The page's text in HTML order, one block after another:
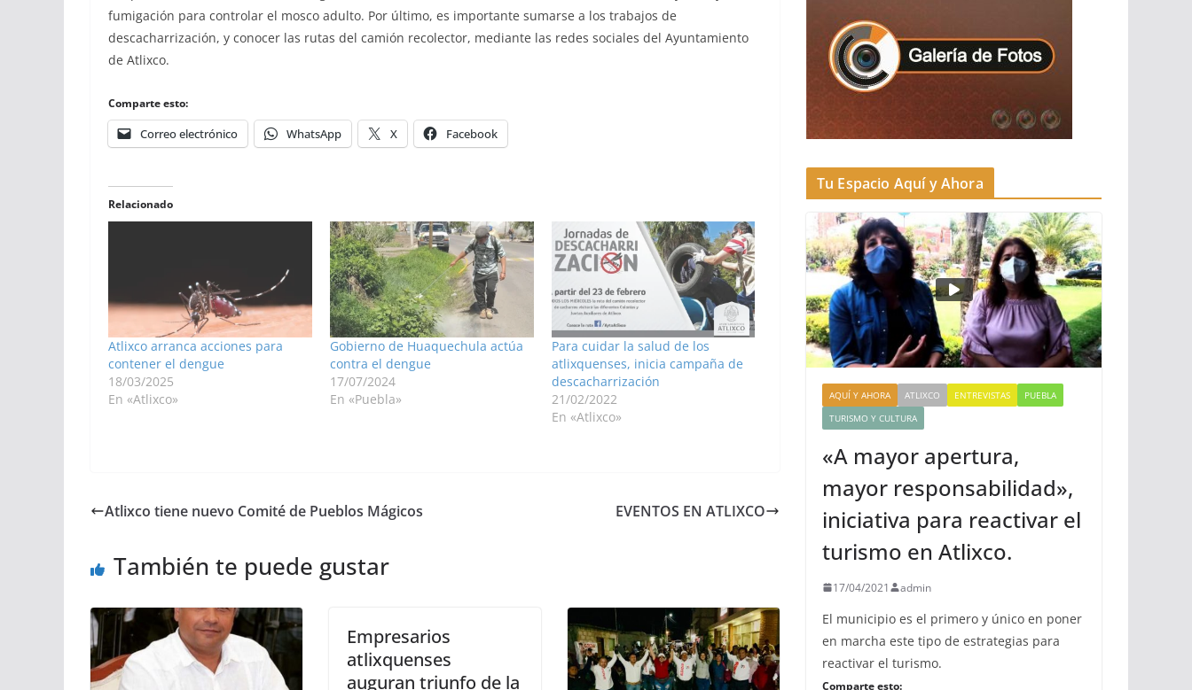
fumigación para controlar el mosco adulto. Por último, es importante sumarse a los trabajos de
descacharrización, y conocer las rutas del camión recolector, mediante las redes sociales del Ayuntamiento
de Atlixco.
Comparte esto:
Correo electrónico WhatsApp X Facebook
Relacionado
Atlixco arranca acciones para
contener el dengue
18/03/2025
En «Atlixco»
Gobierno de Huaquechula actúa
contra el dengue
17/07/2024
En «Puebla»
Para cuidar la salud de los
atlixquenses, inicia campaña de
descacharrización
21/02/2022
En «Atlixco»
Atlixco tiene nuevo Comité de Pueblos Mágicos EVENTOS EN ATLIXCO
También te puede gustar
Empresarios
atlixquenses
auguran triunfo de la
Tu Espacio Aquí y Ahora
AQUÍ Y AHORA ATLIXCO ENTREVISTAS
PUEBLA
TURISMO Y CULTURA
«A mayor apertura,
mayor responsabilidad»,
iniciativa para reactivar el
turismo en Atlixco.
17/04/2021 admin
El municipio es el primero y único en poner
en marcha este tipo de estrategias para
reactivar el turismo.
Comparte esto: